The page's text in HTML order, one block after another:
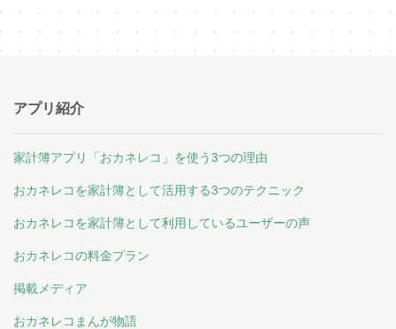
アプリ紹介
家計簿アプリ「おカネレコ」を使う3つの理由
おカネレコを家計簿として活用する3つのテクニック
おカネレコを家計簿として利用しているユーザーの声
おカネレコの料金プラン
掲載メディア
おカネレコまんが物語